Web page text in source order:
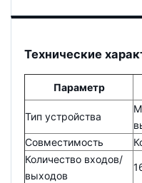
Технические
Параметр
Тип устройства
Совместимость
Количество входов/
выходов